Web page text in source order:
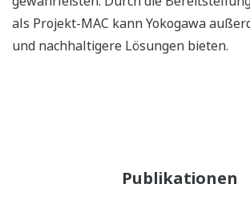
als Projekt-MAC kann Yokogawa
und nachhaltigere Lösungen bieten.
Publikationen